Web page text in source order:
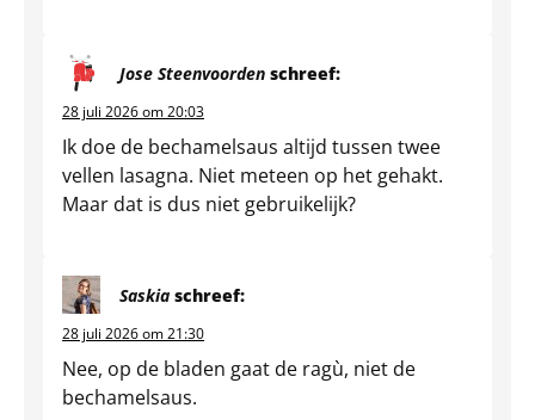
Jose Steenvoorden schreef:
28 juli 2026 om 20:03
Ik doe de bechamelsaus altijd tussen twee
vellen lasagna. Niet meteen op het gehakt.
Maar dat is dus niet gebruikelijk?
Saskia schreef:
28 juli 2026 om 21:30
Nee, op de bladen gaat de ragù, niet de
bechamelsaus.